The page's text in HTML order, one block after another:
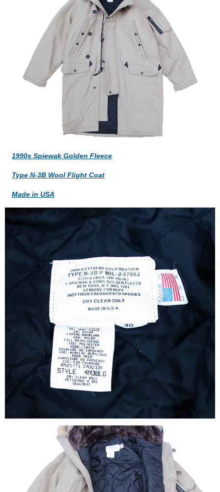
1990s Spiewak Golden Fleece
Type N-3B Wool Flight Coat
Made in USA